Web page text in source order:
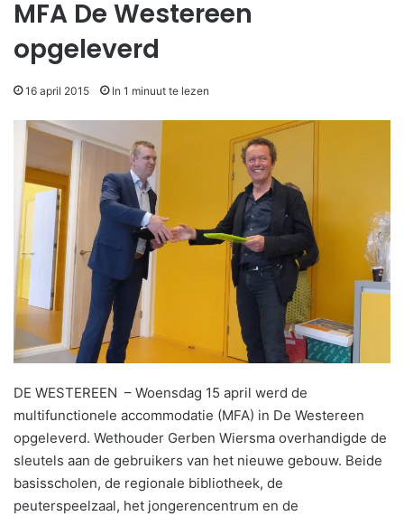
MFA De Westereen
opgeleverd
16 april 2015 In 1 minuut te lezen
DE WESTEREEN – Woensdag 15 april werd de
multifunctionele accommodatie (MFA) in De Westereen
opgeleverd. Wethouder Gerben Wiersma overhandigde de
sleutels aan de gebruikers van het nieuwe gebouw. Beide
basisscholen, de regionale bibliotheek, de
peuterspeelzaal, het jongerencentrum en de